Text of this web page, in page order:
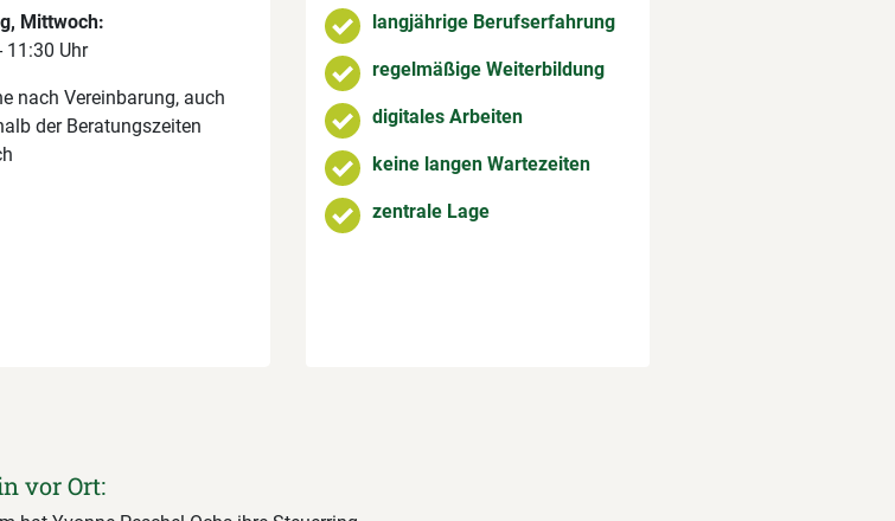
Mittwoch:
11:30 Uhr
nach Vereinbarung, auch
der Beratungszeiten
langjährige Berufserfahrung
regelmäßige Weiterbildung
digitales Arbeiten
keine langen Wartezeiten
zentrale Lage
vor Ort: